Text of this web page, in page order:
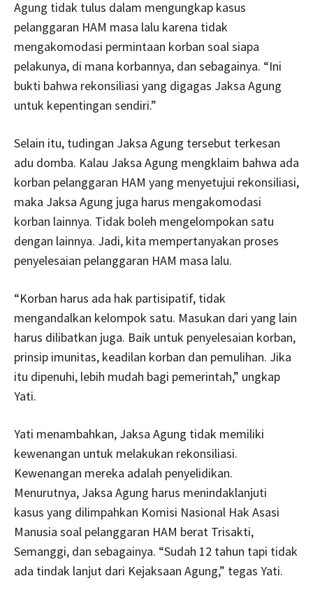
Agung tidak tulus dalam mengungkap kasus
pelanggaran HAM masa lalu karena tidak
mengakomodasi permintaan korban soal siapa
pelakunya, di mana korbannya, dan sebagainya. “Ini
bukti bahwa rekonsiliasi yang digagas Jaksa Agung
untuk kepentingan sendiri.”
Selain itu, tudingan Jaksa Agung tersebut terkesan
adu domba. Kalau Jaksa Agung mengklaim bahwa ada
korban pelanggaran HAM yang menyetujui rekonsiliasi,
maka Jaksa Agung juga harus mengakomodasi
korban lainnya. Tidak boleh mengelompokan satu
dengan lainnya. Jadi, kita mempertanyakan proses
penyelesaian pelanggaran HAM masa lalu.
“Korban harus ada hak partisipatif, tidak
mengandalkan kelompok satu. Masukan dari yang lain
harus dilibatkan juga. Baik untuk penyelesaian korban,
prinsip imunitas, keadilan korban dan pemulihan. Jika
itu dipenuhi, lebih mudah bagi pemerintah,” ungkap
Yati.
Yati menambahkan, Jaksa Agung tidak memiliki
kewenangan untuk melakukan rekonsiliasi.
Kewenangan mereka adalah penyelidikan.
Menurutnya, Jaksa Agung harus menindaklanjuti
kasus yang dilimpahkan Komisi Nasional Hak Asasi
Manusia soal pelanggaran HAM berat Trisakti,
Semanggi, dan sebagainya. “Sudah 12 tahun tapi tidak
ada tindak lanjut dari Kejaksaan Agung,” tegas Yati.